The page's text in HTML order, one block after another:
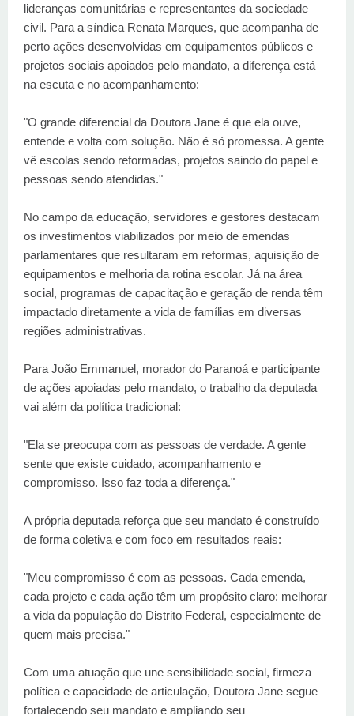
lideranças comunitárias e representantes da sociedade
civil. Para a síndica Renata Marques, que acompanha de
perto ações desenvolvidas em equipamentos públicos e
projetos sociais apoiados pelo mandato, a diferença está
na escuta e no acompanhamento:
"O grande diferencial da Doutora Jane é que ela ouve,
entende e volta com solução. Não é só promessa. A gente
vê escolas sendo reformadas, projetos saindo do papel e
pessoas sendo atendidas."
No campo da educação, servidores e gestores destacam
os investimentos viabilizados por meio de emendas
parlamentares que resultaram em reformas, aquisição de
equipamentos e melhoria da rotina escolar. Já na área
social, programas de capacitação e geração de renda têm
impactado diretamente a vida de famílias em diversas
regiões administrativas.
Para João Emmanuel, morador do Paranoá e participante
de ações apoiadas pelo mandato, o trabalho da deputada
vai além da política tradicional:
"Ela se preocupa com as pessoas de verdade. A gente
sente que existe cuidado, acompanhamento e
compromisso. Isso faz toda a diferença."
A própria deputada reforça que seu mandato é construído
de forma coletiva e com foco em resultados reais:
"Meu compromisso é com as pessoas. Cada emenda,
cada projeto e cada ação têm um propósito claro: melhorar
a vida da população do Distrito Federal, especialmente de
quem mais precisa."
Com uma atuação que une sensibilidade social, firmeza
política e capacidade de articulação, Doutora Jane segue
fortalecendo seu mandato e ampliando seu